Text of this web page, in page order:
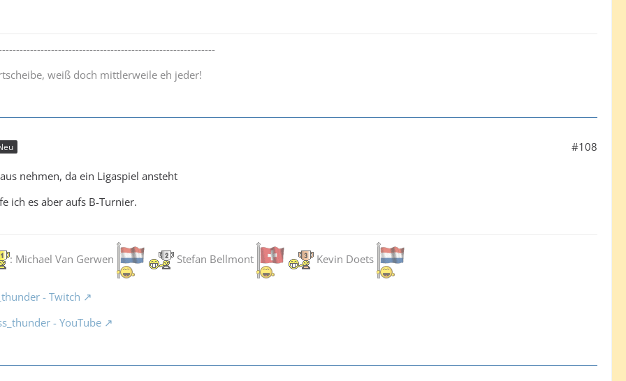
weiß doch mittlerweile eh jeder!
#108
nehmen, da ein Ligaspiel ansteht
ich es aber aufs B-Turnier.
: Michael Van Gerwen Stefan Bellmont Kevin Doets
- Twitch
- YouTube